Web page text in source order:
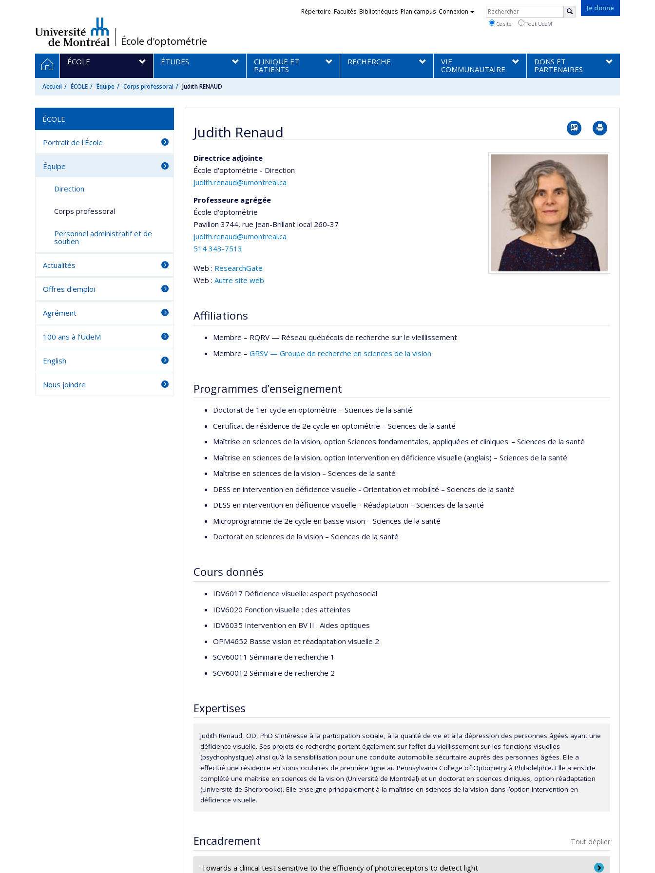
/École d'optométrie
Je donne
Liens
Répertoire Facultés Bibliothèques Plan campus Connexion Rechercher
Ce site Tout UdeM
Navigation
principale
ACCUEIL
ÉCOLE ÉTUDES
CLINIQUE ET
PATIENTS
RECHERCHE
VIE
COMMUNAUTAIRE
DONS ET
PARTENAIRES
Accueil ÉCOLE Équipe Corps professoral Judith RENAUD
Judith Renaud Vcard
Directrice adjointe
École d'optométrie - Direction
judith.renaud@umontreal.ca
Professeure agrégée
École d'optométrie
Pavillon 3744, rue Jean-Brillant local 260-37
judith.renaud@umontreal.ca
514 343-7513
Web : ResearchGate
Web : Autre site web
Affiliations
Membre – RQRV — Réseau québécois de recherche sur le vieillissement
Membre – GRSV — Groupe de recherche en sciences de la vision
Programmes d’enseignement
Doctorat de 1er cycle en optométrie – Sciences de la santé
Certificat de résidence de 2e cycle en optométrie – Sciences de la santé
Maîtrise en sciences de la vision, option Sciences fondamentales, appliquées et cliniques – Sciences de la santé
Maîtrise en sciences de la vision, option Intervention en déficience visuelle (anglais) – Sciences de la santé
Maîtrise en sciences de la vision – Sciences de la santé
DESS en intervention en déficience visuelle - Orientation et mobilité – Sciences de la santé
DESS en intervention en déficience visuelle - Réadaptation – Sciences de la santé
Microprogramme de 2e cycle en basse vision – Sciences de la santé
Doctorat en sciences de la vision – Sciences de la santé
Cours donnés
IDV6017 Déficience visuelle: aspect psychosocial
IDV6020 Fonction visuelle : des atteintes
IDV6035 Intervention en BV II : Aides optiques
OPM4652 Basse vision et réadaptation visuelle 2
SCV60011 Séminaire de recherche 1
SCV60012 Séminaire de recherche 2
Expertises
Judith Renaud, OD, PhD s’intéresse à la participation sociale, à la qualité de vie et à la dépression des personnes âgées ayant une
déficience visuelle. Ses projets de recherche portent également sur l’effet du vieillissement sur les fonctions visuelles
(psychophysique) ainsi qu’à la sensibilisation pour une conduite automobile sécuritaire auprès des personnes âgées. Elle a
effectué une résidence en soins oculaires de première ligne au Pennsylvania College of Optometry à Philadelphie. Elle a ensuite
complété une maîtrise en sciences de la vision (Université de Montréal) et un doctorat en sciences cliniques, option réadaptation
(Université de Sherbrooke). Elle enseigne principalement à la maîtrise en sciences de la vision dans l’option intervention en
déficience visuelle.
Encadrement Tout déplier
Towards a clinical test sensitive to the efficiency of photoreceptors to detect light
ÉCOLE
Portrait de l'École
Équipe
Direction
Corps professoral
Personnel administratif et de
soutien
Actualités
Offres d'emploi
Agrément
100 ans à l'UdeM
English
Nous joindre